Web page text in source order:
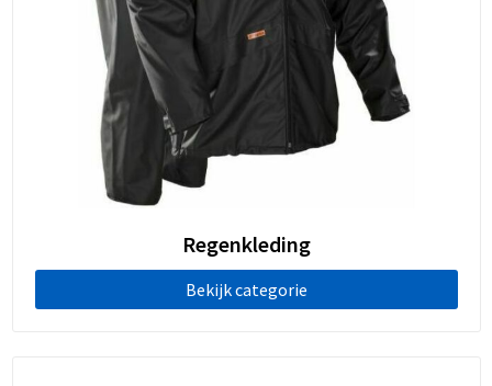
Regenkleding
Bekijk categorie